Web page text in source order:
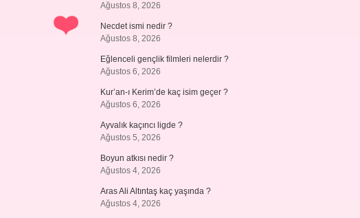
Ağustos 8, 2026
Necdet ismi nedir ?
Ağustos 8, 2026
Eğlenceli gençlik filmleri nelerdir ?
Ağustos 6, 2026
Kur’an-ı Kerim’de kaç isim geçer ?
Ağustos 6, 2026
Ayvalık kaçıncı ligde ?
Ağustos 5, 2026
Boyun atkısı nedir ?
Ağustos 4, 2026
Aras Ali Altıntaş kaç yaşında ?
Ağustos 4, 2026